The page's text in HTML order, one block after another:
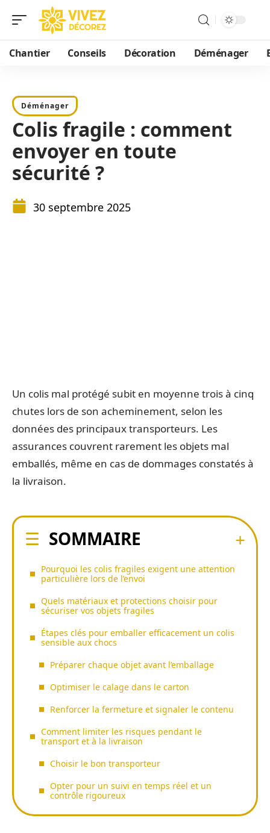
Chantier Conseils Décoration Déménager
Déménager
Colis fragile : comment
envoyer en toute
sécurité ?
30 septembre 2025
Un colis mal protégé subit en moyenne trois à cinq
chutes lors de son acheminement, selon les
données des principaux transporteurs. Les
assurances couvrent rarement les objets mal
emballés, même en cas de dommages constatés à
la livraison.
SOMMAIRE
Pourquoi les colis fragiles exigent une attention
particulière lors de l’envoi
Quels matériaux et protections choisir pour
sécuriser vos objets fragiles
Étapes clés pour emballer efficacement un colis
sensible aux chocs
Préparer chaque objet avant l’emballage
Optimiser le calage dans le carton
Renforcer la fermeture et signaler le contenu
Comment limiter les risques pendant le
transport et à la livraison
Choisir le bon transporteur
Opter pour un suivi en temps réel et un
contrôle rigoureux